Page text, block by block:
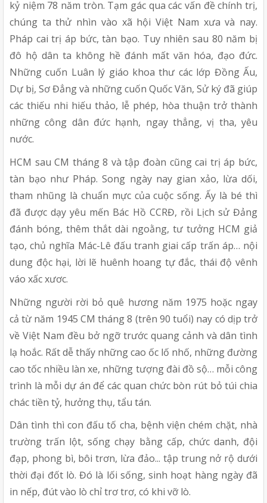
kỷ niệm 78 năm tròn. Tạm gác qua các vấn đề chính trị,
chúng ta thử nhìn vào xã hội Việt Nam xưa và nay.
Pháp cai trị áp bức, tàn bạo. Tuy nhiên sau 80 năm bị
đô hộ dân ta không hề đánh mất văn hóa, đạo đức.
Những cuốn Luân lý giáo khoa thư các lớp Đồng Ấu,
Dự bị, Sơ Đẳng và những cuốn Quốc Văn, Sử ký đã giúp
các thiếu nhi hiếu thảo, lễ phép, hòa thuận trở thành
những công dân đức hạnh, ngay thẳng, vị tha, yêu
nước.
HCM sau CM tháng 8 và tập đoàn cũng cai trị áp bức,
tàn bạo như Pháp. Song ngày nay gian xảo, lừa dối,
tham nhũng là chuẩn mực của cuộc sống. Ấy là bé thì
đã được dạy yêu mến Bác Hồ CCRĐ, rồi Lịch sử Đảng
đánh bóng, thêm thắt dài ngoằng, tư tưởng HCM giả
tạo, chủ nghĩa Mác-Lê đấu tranh giai cấp trấn áp… nội
dung độc hại, lời lẽ huênh hoang tự đắc, thái độ vênh
váo xấc xươc.
Những người rời bỏ quê hương năm 1975 hoặc ngay
cả từ năm 1945 CM tháng 8 (trên 90 tuổi) nay có dịp trở
về Việt Nam đều bở ngỡ trước quang cảnh và dân tình
lạ hoắc. Rất dễ thấy những cao ốc lố nhố, những đường
cao tốc nhiều làn xe, những tượng đài đồ sộ… mỗi công
trình là mỗi dự án để các quan chức bòn rút bỏ túi chia
chác tiền tỷ, hưởng thụ, tẩu tán.
Dân tình thì con đấu tố cha, bệnh viện chém chặt, nhà
trường trấn lột, sống chạy bằng cấp, chức danh, đội
đạp, phong bì, bôi trơn, lừa đảo... tập trung nở rộ dưới
thời đại đốt lò. Đó là lối sống, sinh hoạt hàng ngày đã
in nếp, đút vào lò chỉ trơ trơ, có khi vỡ lò.